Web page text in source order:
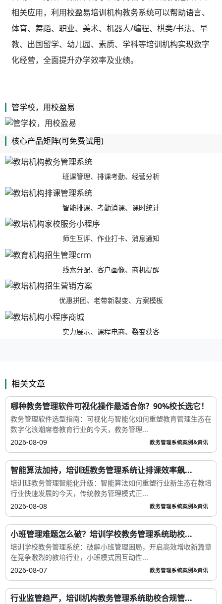
相关应用，利用校盈易培训机构教务系统可以帮助语言、
体育、舞蹈、职业、美术、机器人/编程、棋类/书法、早
教、出国留学、幼儿园、素质、学科等培训机构实现数字
化经营，全面提升办学效率及业绩。
管学校，用校盈易
核心产品矩阵(可免费试用)
班课管理、排课考勤、经营分析
智能排课、考勤消课、课时统计
师生互评、作业打卡、消息通知
线索分配、客户画像、商机提醒
优惠拼团、老带新裂变、方案模板
实力展示、课程电商、裂变获客
相关文章
哪种教务管理软件可视化操作最适合你？90%校长选它！
教务管理软件选型指南：可视化与智能化如何重塑教育管理生态在
数字化浪潮席卷教育行业的今天，教务管理...
2026-08-09
教务管理系统案例&资讯
智能算法加持，培训班教务管理系统让排课效率飙...
培训班教务管理智能化升级：智能算法如何重塑行业新生态在教培
行业快速发展的今天，传统教务管理模式正...
2026-08-08
教务管理系统案例&资讯
小班管理难题怎么破？培训学校教务管理系统助校...
培训学校教务管理系统：破解小班管理困局，开启高效增收新篇章
在竞争激烈的教培行业，小班模式因互动性...
2026-08-07
教务管理系统案例&资讯
行业监管趋严，培训机构教务管理系统助校合规管...